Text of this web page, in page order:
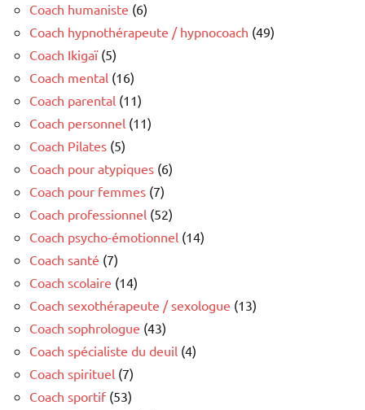
Coach humaniste (6)
Coach hypnothérapeute / hypnocoach (49)
Coach Ikigaï(5)
Coach mental (16)
Coach parental (11)
Coach personnel (11)
Coach Pilates (5)
Coach pour atypiques (6)
Coach pour femmes (7)
Coach professionnel (52)
Coach psycho-émotionnel (14)
Coach santé (7)
Coach scolaire (14)
Coach sexothérapeute / sexologue (13)
Coach sophrologue (43)
Coach spécialiste du deuil (4)
Coach spirituel (7)
Coach sportif(53)